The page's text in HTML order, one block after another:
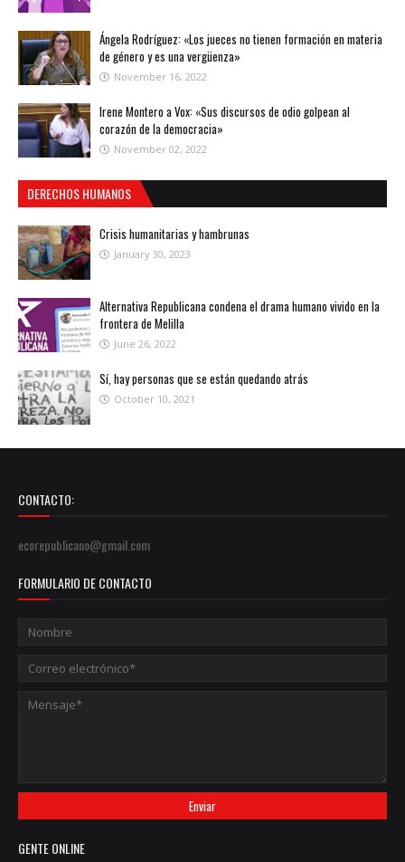
Ángela Rodríguez: «Los jueces no tienen formación en materia
de género y es una vergüenza»
November 16, 2022
Irene Montero a Vox: «Sus discursos de odio golpean al
corazón de la democracia»
November 02, 2022
DERECHOS HUMANOS
Crisis humanitarias y hambrunas
January 30, 2023
Alternativa Republicana condena el drama humano vivido en la
frontera de Melilla
June 26, 2022
Sí, hay personas que se están quedando atrás
October 10, 2021
CONTACTO:
ecorepublicano@gmail.com
FORMULARIO DE CONTACTO
GENTE ONLINE